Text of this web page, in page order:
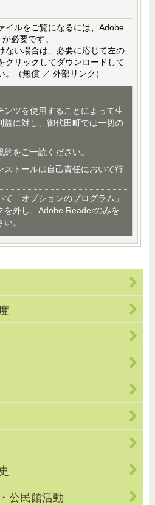
イルをご覧になるには、Adobe
必要です。
ない場合は、必要に応じて左の
クリックしてダウンロードして
。（無償 ／ 外部リンク）
ンツを使用することによって生
益に対し、御代田町では一切の
をご一読ください。
トールは自己責任において行
「オプションのプログラム」
を外し、Adobe Readerのみを
。
公民館活動